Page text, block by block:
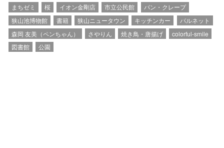
まちゼミ 桜 イオン金剛店 市立公民館
パン・クレープ
狭山池博物館
書籍 狭山ニュータウン キッチンカー
パルネット
森岡 友美（ペンちゃん）
さやりん 焼き鳥・唐揚げ
colorful-smile
図書館
公園